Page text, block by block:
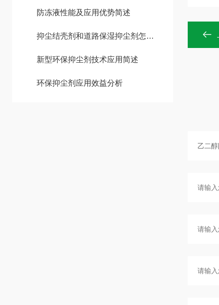
防冻液性能及应用优势简述
抑尘结壳剂和道路保湿抑尘剂怎么选？
新型环保抑尘剂技术应用简述
环保抑尘剂应用效益分析